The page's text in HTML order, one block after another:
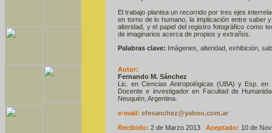
El trabajo plantea un recorrido por tres ejes
en torno de lo humano, la implicación entre saber
alteridad, y el papel del registro fotográfico como
de imaginarios acerca de propios y extraños.
Palabras clave: Imágenes, alteridad, exhibición,
Autor:
Fernando M. Sánchez
Lic. en Ciencias Antropológicas (UBA) y Esp.
Docente e investigador en Facultad de
Neuquén, Argentina.
e-mail: efesanchez@yahoo.com.ar
Recibido: 2 de Marzo 2013 Aceptado: 10 de